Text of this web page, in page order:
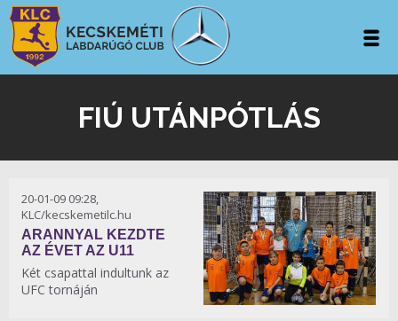
FIÚ UTÁNPÓTLÁS
20-01-09 09:28,
KLC/kecskemetilc.hu
ARANNYAL KEZDTE
AZ ÉVET AZ U11
Két csapattal indultunk az
UFC tornáján